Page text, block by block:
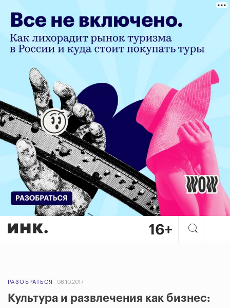
РАЗОБРАТЬСЯ 06.10.2017
Культура и развлечения как бизнес: